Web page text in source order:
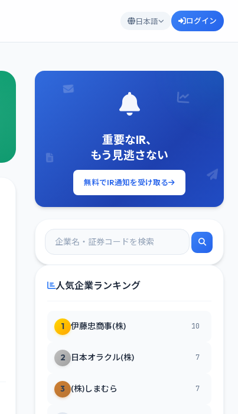
日本語 ログイン
重要なIR、
もう見逃さない
無料でIR通知を受け取る
人気企業ランキング
1 伊藤忠商事(株) 10
2 日本オラクル(株) 7
3 (株)しまむら 7